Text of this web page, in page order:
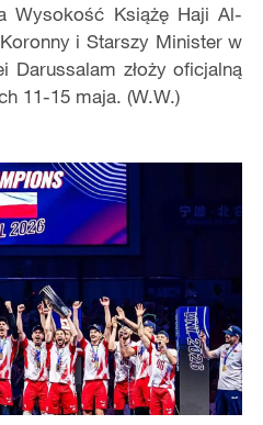
Wysokość Książę Haji Al-
i Starszy Minister w
Darussalam złoży oficjalną
11-15 maja. (W.W.)